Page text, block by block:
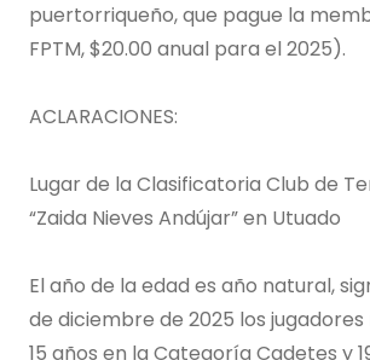
puertorriqueño, que pague la
FPTM, $20.00 anual para el 2025).
ACLARACIONES:
Lugar de la Clasificatoria Club de
“Zaida Nieves Andújar” en Utuado
El año de la edad es año natural,
de diciembre de 2025 los
15 años en la Categoría Cadetes y